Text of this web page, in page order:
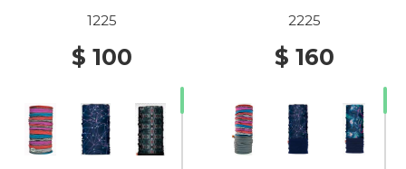
1225
$ 100
2225
$ 160